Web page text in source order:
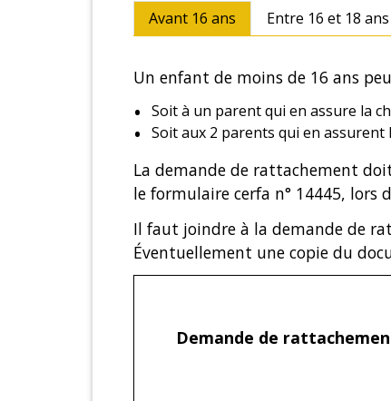
Avant 16 ans Entre 16 et 18 ans
Un enfant de moins de 16 ans
Soit à un parent qui en assure la
Soit aux 2 parents qui en
La demande de rattachement
le formulaire cerfa n° 14445, lors
Il faut joindre à la demande de
Éventuellement une copie du
Demande de